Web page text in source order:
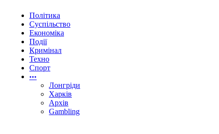
Політика
Суспільство
Економіка
Події
Кримінал
Техно
Спорт
•••
Лонгріди
Харків
Архів
Gambling